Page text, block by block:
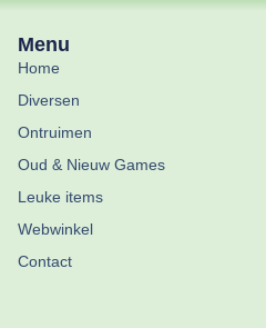
Menu
Home
Diversen
Ontruimen
Oud & Nieuw Games
Leuke items
Webwinkel
Contact